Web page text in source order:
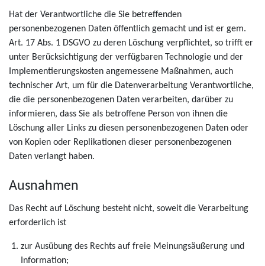
Hat der Verantwortliche die Sie betreffenden
personenbezogenen Daten öffentlich gemacht und ist er gem.
Art. 17 Abs. 1 DSGVO zu deren Löschung verpflichtet, so trifft er
unter Berücksichtigung der verfügbaren Technologie und der
Implementierungskosten angemessene Maßnahmen, auch
technischer Art, um für die Datenverarbeitung Verantwortliche,
die die personenbezogenen Daten verarbeiten, darüber zu
informieren, dass Sie als betroffene Person von ihnen die
Löschung aller Links zu diesen personenbezogenen Daten oder
von Kopien oder Replikationen dieser personenbezogenen
Daten verlangt haben.
Ausnahmen
Das Recht auf Löschung besteht nicht, soweit die Verarbeitung
erforderlich ist
zur Ausübung des Rechts auf freie Meinungsäußerung und
Information;